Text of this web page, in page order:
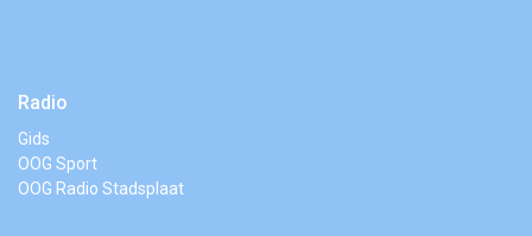
Radio
Gids
OOG Sport
OOG Radio Stadsplaat